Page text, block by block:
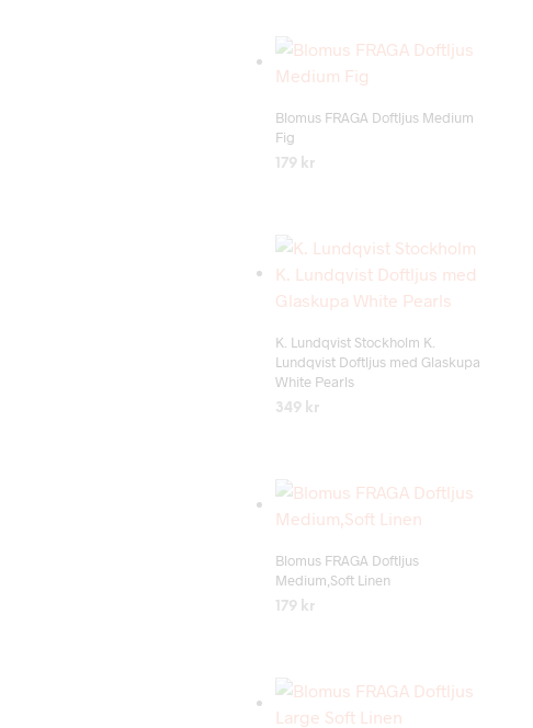
Blomus FRAGA Doftljus Medium
Fig
179 kr
Add to wishlist
K. Lundqvist Stockholm K.
Lundqvist Doftljus med Glaskupa
White Pearls
349 kr
Add to wishlist
Blomus FRAGA Doftljus
Medium,Soft Linen
179 kr